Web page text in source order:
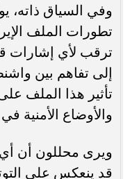
وفي السياق ذاته،
تطورات الملف
ترقب لأي إشارات
إلى تفاهم بين
تأثير هذا الملف
والأوضاع الأمنية
ويرى محللون أن
قد ينعكس على